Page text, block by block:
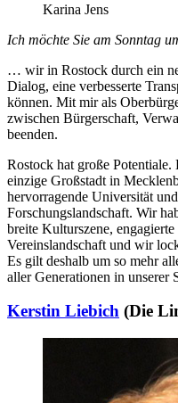
Karina Jens
Ich möchte Sie am Sonntag
… wir in Rostock durch ein
Dialog, eine verbesserte
können. Mit mir als
zwischen Bürgerschaft,
beenden.
Rostock hat große
einzige Großstadt in
hervorragende Universität
Forschungslandschaft. Wir
breite Kulturszene,
Vereinslandschaft und wir
Es gilt deshalb um so mehr
aller Generationen in unserer
Kerstin Liebich (Die